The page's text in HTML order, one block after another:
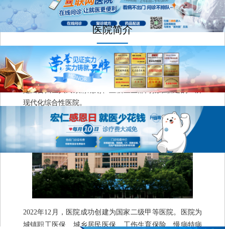
医院简介
重庆合川宏仁医院（以下简称“医院”）位于重庆市合川区
北环路300号，毗邻汽车客运中心。医院于2015年新建，
是由合川区人民政府规划、上级卫生部门批准新建的一所
现代化综合性医院。
2022年12月，医院成功创建为国家二级甲等医院。医院为
城镇职工医保、城乡居民医保、工伤生育保险、慢病特病